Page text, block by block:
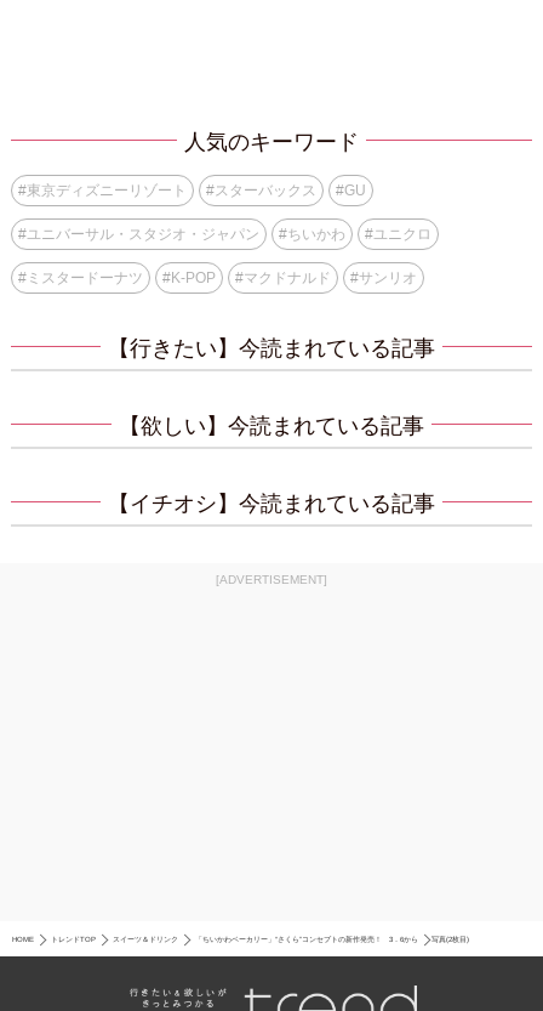
人気のキーワード
#東京ディズニーリゾート #スターバックス #GU
#ユニバーサル・スタジオ・ジャパン #ちいかわ #ユニクロ
#ミスタードーナツ #K-POP #マクドナルド #サンリオ
【行きたい】今読まれている記事
【欲しい】今読まれている記事
【イチオシ】今読まれている記事
[ADVERTISEMENT]
HOME トレンドTOP スイーツ＆ドリンク 「ちいかわベーカリー」“さくら”コンセプトの新作発売！ 3．6から 写真(2枚目)